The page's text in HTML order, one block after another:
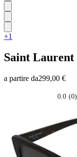
+1
Saint Laurent
a partire da299,00 €
0.0 (0)